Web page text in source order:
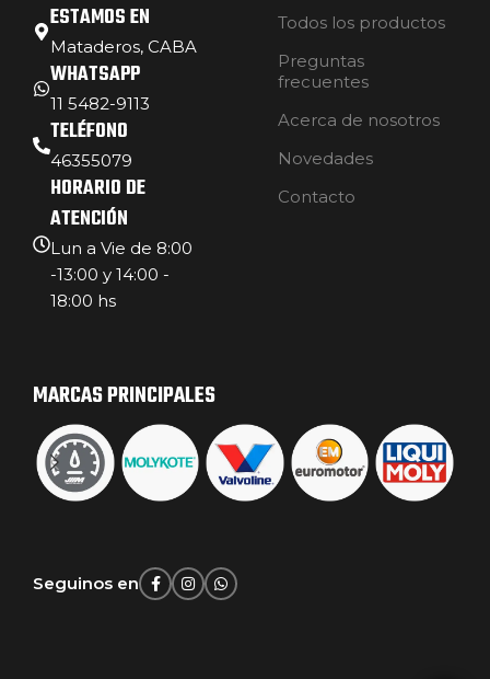
ESTAMOS EN
Mataderos, CABA
WHATSAPP
11 5482-9113
TELÉFONO
46355079
HORARIO DE
ATENCIÓN
Lun a Vie de 8:00
-13:00 y 14:00 -
18:00 hs
Todos los productos
Preguntas
frecuentes
Acerca de nosotros
Novedades
Contacto
MARCAS PRINCIPALES
Seguinos en